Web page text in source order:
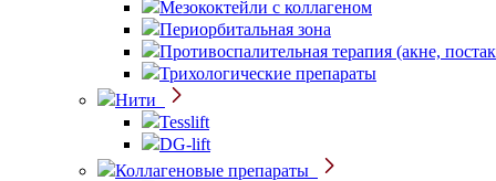
Мезококтейли с коллагеном
Периорбитальная зона
Противоспалительная терапия (акне,
Трихологические препараты
Нити
Tesslift
DG-lift
Коллагеновые препараты